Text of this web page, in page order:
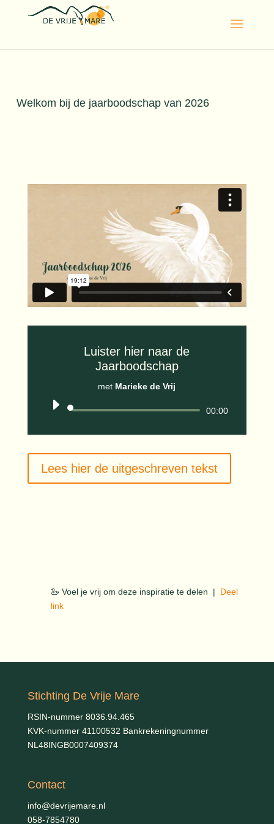
Welkom bij de jaarboodschap van 2026
Luister hier naar de
Jaarboodschap
met Marieke de Vrij
Audiospeler 00:00
Lees hier de uitgeschreven tekst
🦢 Voel je vrij om deze inspiratie te delen |
Deel
link
Stichting De Vrije Mare
RSIN-nummer 8036.94.465
KVK-nummer 41100532 Bankrekeningnummer
NL48INGB0007409374
Contact
info@devrijemare.nl
058-7854780